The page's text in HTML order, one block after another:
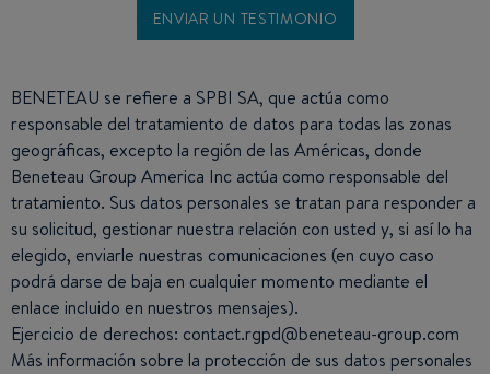
BENETEAU se refiere a SPBI SA, que actúa como
responsable del tratamiento de datos para todas las zonas
geográficas, excepto la región de las Américas, donde
Beneteau Group America Inc actúa como responsable del
tratamiento. Sus datos personales se tratan para responder a
su solicitud, gestionar nuestra relación con usted y, si así lo ha
elegido, enviarle nuestras comunicaciones (en cuyo caso
podrá darse de baja en cualquier momento mediante el
enlace incluido en nuestros mensajes).
Ejercicio de derechos: contact.rgpd@beneteau-group.com
Más información sobre la protección de sus datos personales